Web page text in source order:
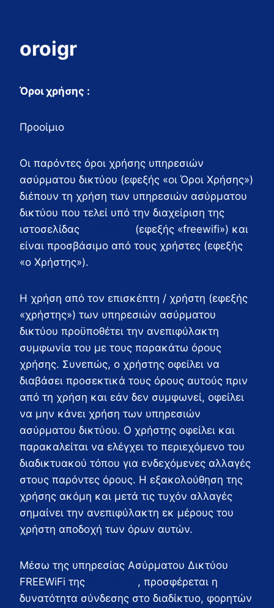
oroigr
Όροι χρήσης :
Προοίμιο
Οι παρόντες όροι χρήσης υπηρεσιών
ασύρματου δικτύου (εφεξής «οι Όροι Χρήσης»)
διέπουν τη χρήση των υπηρεσιών ασύρματου
δικτύου που τελεί υπό την διαχείριση της
ιστοσελίδας
(εφεξής «freewifi») και
είναι προσβάσιμο από τους χρήστες (εφεξής
«ο Χρήστης»).
Η χρήση από τον επισκέπτη / χρήστη (εφεξής
«χρήστης») των υπηρεσιών ασύρματου
δικτύου προϋποθέτει την ανεπιφύλακτη
συμφωνία του με τους παρακάτω όρους
χρήσης. Συνεπώς, ο χρήστης οφείλει να
διαβάσει προσεκτικά τους όρους αυτούς πριν
από τη χρήση και εάν δεν συμφωνεί, οφείλει
να μην κάνει χρήση των υπηρεσιών
ασύρματου δικτύου. Ο χρήστης οφείλει και
παρακαλείται να ελέγχει το περιεχόμενο του
διαδικτυακού τόπου για ενδεχόμενες αλλαγές
στους παρόντες όρους. Η εξακολούθηση της
χρήσης ακόμη και μετά τις τυχόν αλλαγές
σημαίνει την ανεπιφύλακτη εκ μέρους του
χρήστη αποδοχή των όρων αυτών.
Μέσω της υπηρεσίας Ασύρματου Δικτύου
FREEWiFi της
, προσφέρεται η
δυνατότητα σύνδεσης στο διαδίκτυο, φορητών